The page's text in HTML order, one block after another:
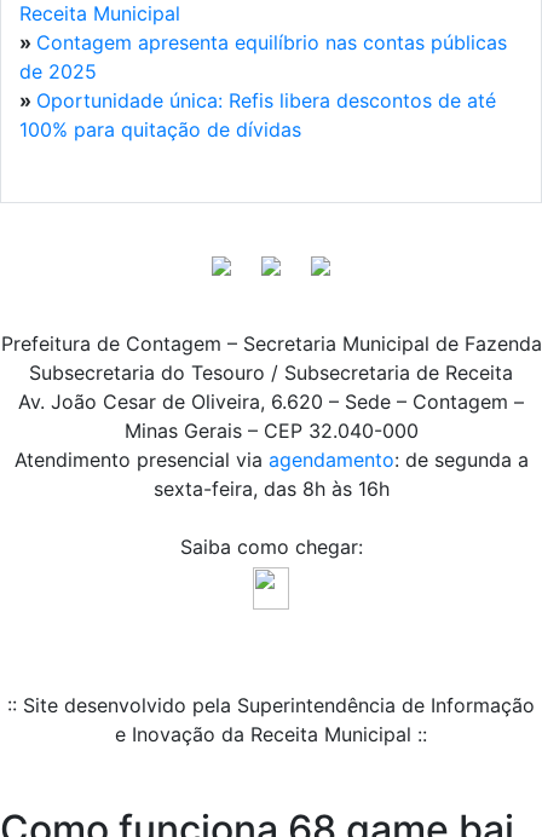
Receita Municipal
» Contagem apresenta equilíbrio nas contas públicas
de 2025
» Oportunidade única: Refis libera descontos de até
100% para quitação de dívidas
Prefeitura de Contagem – Secretaria Municipal de Fazenda
Subsecretaria do Tesouro / Subsecretaria de Receita
Av. João Cesar de Oliveira, 6.620 – Sede – Contagem –
Minas Gerais – CEP 32.040-000
Atendimento presencial via agendamento: de segunda a
sexta-feira, das 8h às 16h
Saiba como chegar:
:: Site desenvolvido pela Superintendência de Informação
e Inovação da Receita Municipal ::